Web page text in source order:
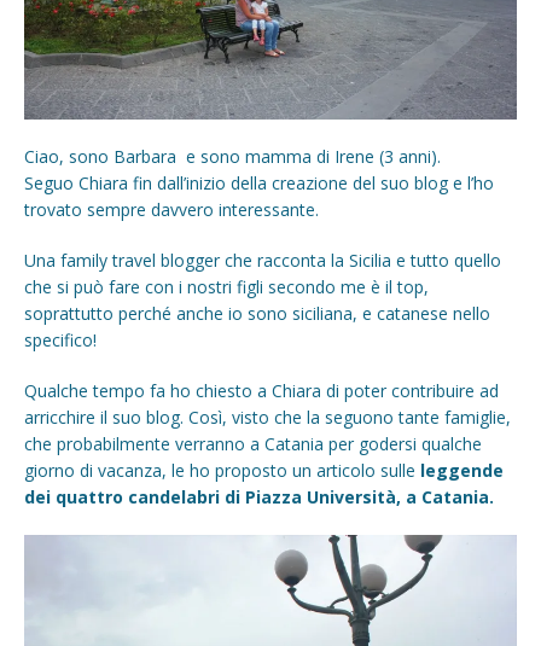
Ciao, sono Barbara e sono mamma di Irene (3 anni).
Seguo Chiara fin dall’inizio della creazione del suo blog e l’ho
trovato sempre davvero interessante.
Una family travel blogger che racconta la Sicilia e tutto quello
che si può fare con i nostri figli secondo me è il top,
soprattutto perché anche io sono siciliana, e catanese nello
specifico!
Qualche tempo fa ho chiesto a Chiara di poter contribuire ad
arricchire il suo blog. Così, visto che la seguono tante famiglie,
che probabilmente verranno a Catania per godersi qualche
giorno di vacanza, le ho proposto un articolo sulle leggende
dei quattro candelabri di Piazza Università, a Catania.